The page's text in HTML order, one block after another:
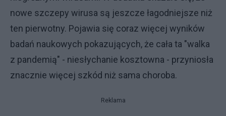
nowe szczepy wirusa są jeszcze łagodniejsze niż
ten pierwotny. Pojawia się coraz więcej wyników
badań naukowych pokazujących, że cała ta "walka
z pandemią" - niesłychanie kosztowna - przyniosła
znacznie więcej szkód niż sama choroba.
Reklama